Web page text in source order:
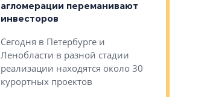
агломерации переманивают
инвесторов
Сегодня в Петербурге и
Ленобласти в разной стадии
реализации находятся около 30
курортных проектов